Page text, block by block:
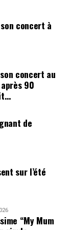
unis) LiVe
LiVe
dj set
– France) LiVe
neW yorK –
unis) LiVe
– suisse)
concert à
concert au
90
de
sur l’été
“My Mum